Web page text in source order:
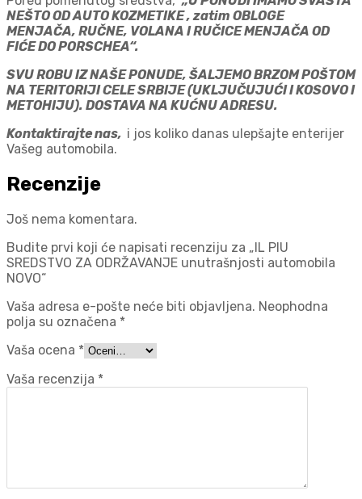
NEŠTO OD AUTO KOZMETIKE , zatim OBLOGE
MENJAČA, RUČNE, VOLANA I RUČICE MENJAČA OD
FIĆE DO PORSCHEA“.
SVU ROBU IZ NAŠE PONUDE, ŠALJEMO BRZOM POŠTOM
NA TERITORIJI CELE SRBIJE (UKLJUČUJUĆI I KOSOVO I
METOHIJU). DOSTAVA NA KUĆNU ADRESU.
Kontaktirajte nas, i jos koliko danas ulepšajte enterijer
Vašeg automobila.
Recenzije
Još nema komentara.
Budite prvi koji će napisati recenziju za „IL PIU
SREDSTVO ZA ODRŽAVANJE unutrašnjosti automobila
NOVO“
Vaša adresa e-pošte neće biti objavljena. Neophodna
polja su označena *
Vaša ocena *
Vaša recenzija *